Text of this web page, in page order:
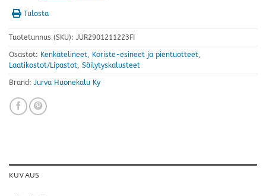
Tulosta
Tuotetunnus (SKU): JUR2901211223FI
Osastot: Kenkätelineet Koriste-esineet ja pientuotteet
Laatikostot/Lipastot Säilytyskalusteet
Brand: Jurva Huonekalu Ky
KUVAUS